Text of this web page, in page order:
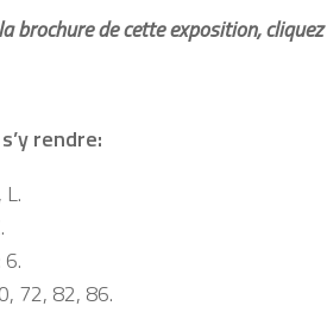
brochure de cette exposition, cliquez
rendre:
L.
72, 82, 86.